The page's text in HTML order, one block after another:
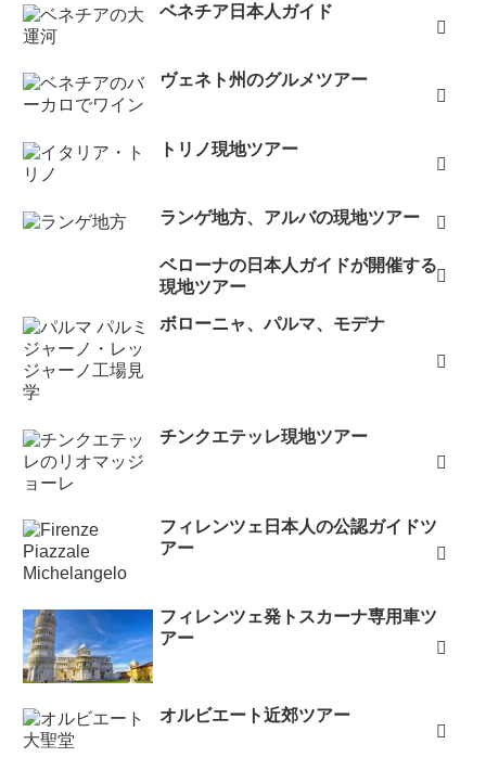
ベネチア日本人ガイド
ヴェネト州のグルメツアー
トリノ現地ツアー
ランゲ地方、アルバの現地ツアー
ベローナの日本人ガイドが開催する
現地ツアー
ボローニャ、パルマ、モデナ
チンクエテッレ現地ツアー
フィレンツェ日本人の公認ガイドツ
アー
フィレンツェ発トスカーナ専用車ツ
アー
オルビエート近郊ツアー